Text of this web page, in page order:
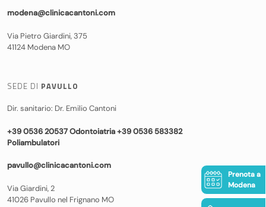
Prenota a
Modena
modena@clinicacantoni.com
Via Pietro Giardini, 375
41124 Modena MO
SEDE DI PAVULLO
Dir. sanitario: Dr. Emilio Cantoni
+39 0536 20537 Odontoiatria +39 0536 583382
Poliambulatori
pavullo@clinicacantoni.com
Via Giardini, 2
41026 Pavullo nel Frignano MO